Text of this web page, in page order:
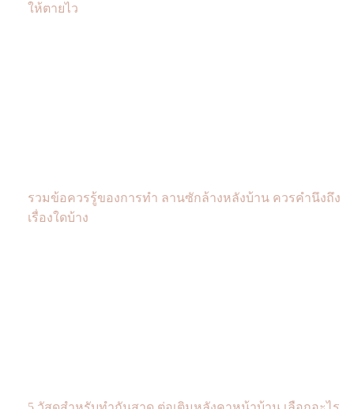
ให้ตายไว
รวมข้อควรรู้ของการทำ ลานซักล้างหลังบ้าน ควรคำนึงถึง
เรื่องใดบ้าง